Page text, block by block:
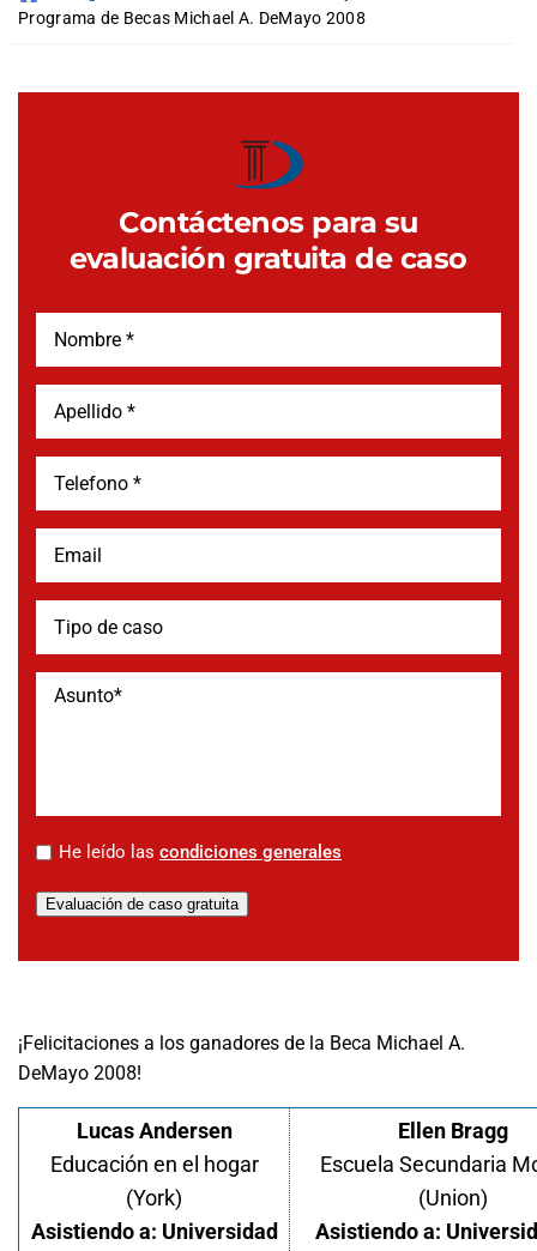
Programa de Becas Michael A. DeMayo 2008
Contáctenos para su
evaluación gratuita de caso
* He leído las condiciones generales
Evaluación de caso gratuita
¡Felicitaciones a los ganadores de la Beca Michael A.
DeMayo 2008!
Lucas Andersen
Educación en el hogar
(York)
Asistiendo a: Universidad
Ellen Bragg
Escuela Secundaria
(Union)
Asistiendo a: